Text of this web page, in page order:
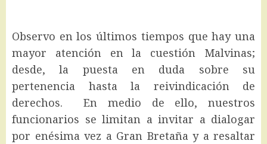
Observo en los últimos tiempos que hay una
mayor atención en la cuestión Malvinas;
desde, la puesta en duda sobre su
pertenencia hasta la reivindicación de
derechos. En medio de ello, nuestros
funcionarios se limitan a invitar a dialogar
por enésima vez a Gran Bretaña y a resaltar